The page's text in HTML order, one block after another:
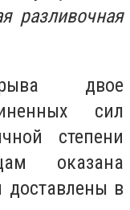
разливочная
двое
сил
степени
оказана
в